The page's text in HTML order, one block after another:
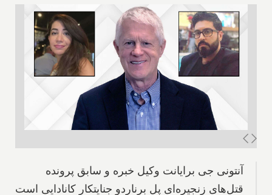
آنتونی جی برایانت وکیل خبره و سابق پرونده
قتل‌های زنجیره‌ای پل برناردو جنایتکار کانادایی است